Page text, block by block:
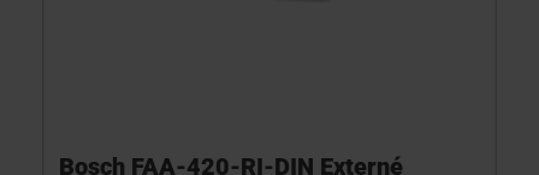
Bosch FAA-420-RI-DIN Externé